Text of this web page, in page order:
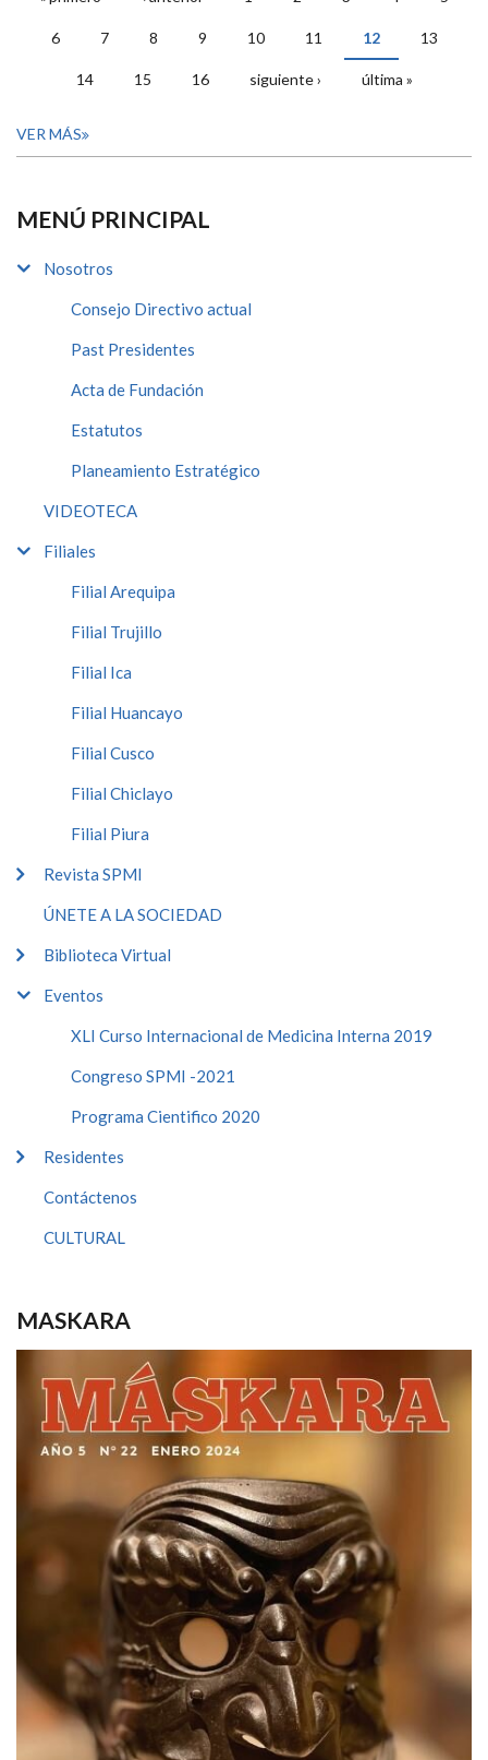
PÁGINAS
6 7 8 9 10 11 12 13
14 15 16 siguiente › última »
VER MÁS
MENÚ PRINCIPAL
Nosotros
Consejo Directivo actual
Past Presidentes
Acta de Fundación
Estatutos
Planeamiento Estratégico
VIDEOTECA
Filiales
Filial Arequipa
Filial Trujillo
Filial Ica
Filial Huancayo
Filial Cusco
Filial Chiclayo
Filial Piura
Revista SPMI
ÚNETE A LA SOCIEDAD
Biblioteca Virtual
Eventos
XLI Curso Internacional de Medicina Interna 2019
Congreso SPMI -2021
Programa Cientifico 2020
Residentes
Contáctenos
CULTURAL
MASKARA